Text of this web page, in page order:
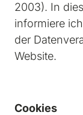
2003). In
informiere
der
Website.
Cookies